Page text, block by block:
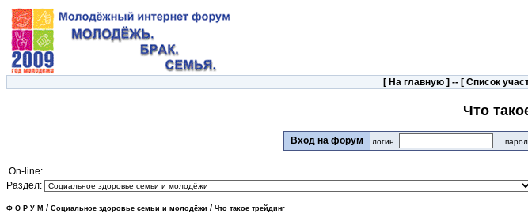
[ На главную] -- [ Список
Что
Вход на форум логин
On-line:
Раздел:
Ф О Р У М / Социальное здоровье семьи и молодёжи / Что такое трейдинг